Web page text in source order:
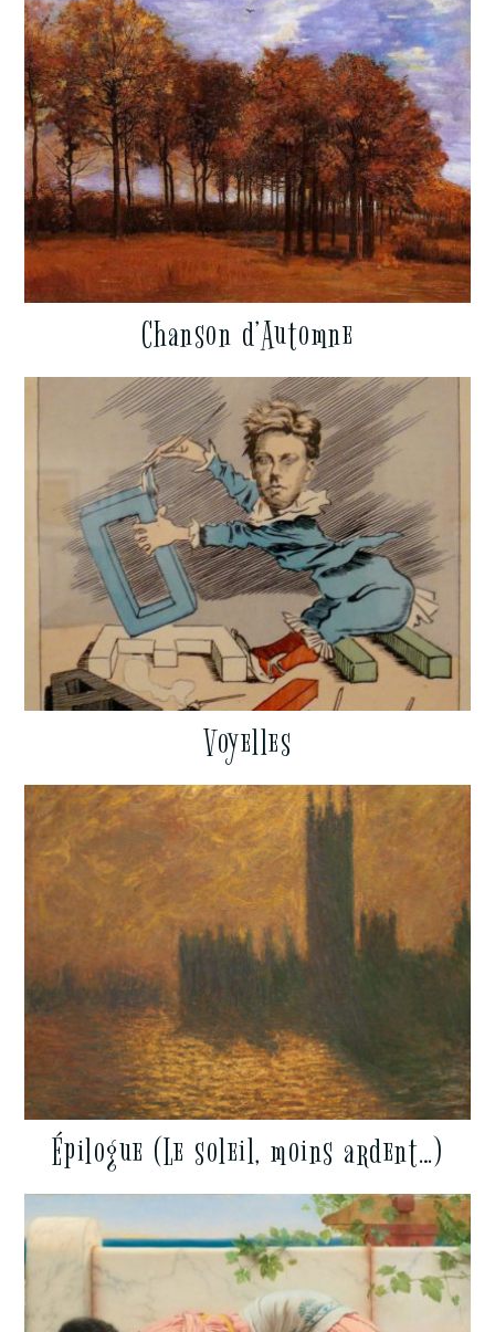
Chanson d’Automne
Voyelles
Épilogue (Le soleil, moins ardent…)